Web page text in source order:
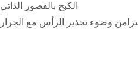
· الكبح بالقصور الذاتي
وضوء تحذير الرأس مع الجرار